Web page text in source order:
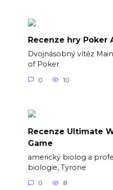
Recenze hry Poker
Dvojnásobný vítěz
of Poker
0 10
Recenze Ultimate
Game
americký biolog a
biologie, Tyrone
0 8